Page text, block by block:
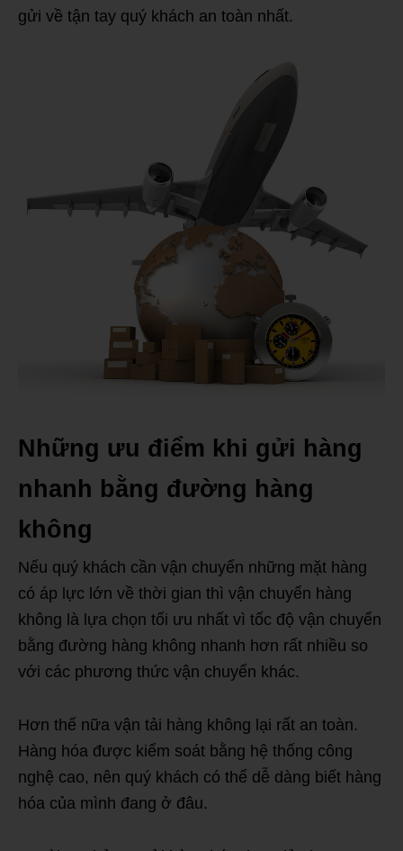
gửi về tận tay quý khách an toàn nhất.
Những ưu điểm khi gửi hàng
nhanh bằng đường hàng
không
Nếu quý khách cần vận chuyển những mặt hàng
có áp lực lớn về thời gian thì vận chuyển hàng
không là lựa chọn tối ưu nhất vì tốc độ vận chuyển
bằng đường hàng không nhanh hơn rất nhiều so
với các phương thức vận chuyển khác.
Hơn thế nữa vận tải hàng không lại rất an toàn.
Hàng hóa được kiểm soát bằng hệ thống công
nghệ cao, nên quý khách có thể dễ dàng biết hàng
hóa của mình đang ở đâu.